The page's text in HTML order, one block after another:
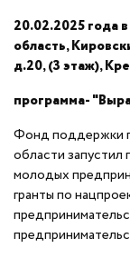
20.02.2025 года
область,
д.20, (3 этаж),
программа-
Фонд поддержки
области
молодых
гранты по